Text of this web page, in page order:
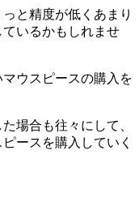
と精度が低くあまり
いるかもしれませ
ウスピースの購入を
場合も往々にして、
ースを購入していく